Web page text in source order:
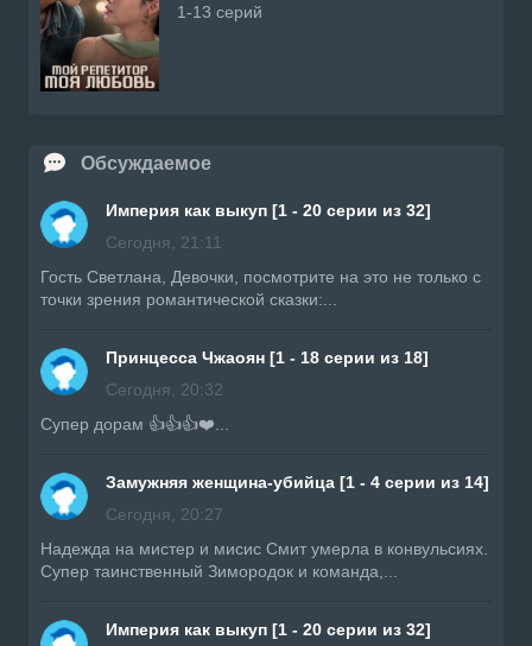
1-13 серий
Обсуждаемое
Империя как выкуп [1 - 20 серии из 32]
Сегодня, 21:11
Гость Светлана, Девочки, посмотрите на это не только с
точки зрения романтической сказки:...
Принцесса Чжаоян [1 - 18 серии из 18]
Сегодня, 20:32
Супер дорам 👍👍👍❤️...
Замужняя женщина-убийца [1 - 4 серии из 14]
Сегодня, 20:27
Надежда на мистер и мисис Смит умерла в конвульсиях.
Супер таинственный Зимородок и команда,...
Империя как выкуп [1 - 20 серии из 32]